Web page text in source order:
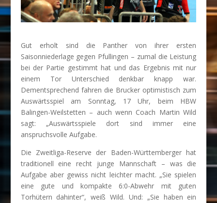
Gut erholt sind die Panther von ihrer ersten
Saisonniederlage gegen Pfullingen – zumal die Leistung
bei der Partie gestimmt hat und das Ergebnis mit nur
einem Tor Unterschied denkbar knapp war.
Dementsprechend fahren die Brucker optimistisch zum
Auswärtsspiel am Sonntag, 17 Uhr, beim HBW
Balingen-Weilstetten – auch wenn Coach Martin Wild
sagt: „Auswärtsspiele dort sind immer eine
anspruchsvolle Aufgabe.
Die Zweitliga-Reserve der Baden-Württemberger hat
traditionell eine recht junge Mannschaft – was die
Aufgabe aber gewiss nicht leichter macht. „Sie spielen
eine gute und kompakte 6:0-Abwehr mit guten
Torhütern dahinter“, weiß Wild. Und: „Sie haben ein